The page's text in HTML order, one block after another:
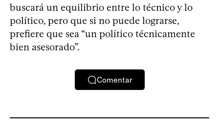
buscará un equilibrio entre lo técnico y lo
político, pero que si no puede lograrse,
prefiere que sea “un político técnicamente
bien asesorado”.
Comentar